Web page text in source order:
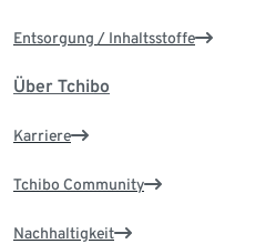
Entsorgung / Inhaltsstoffe
Über Tchibo
Karriere
Tchibo Community
Nachhaltigkeit